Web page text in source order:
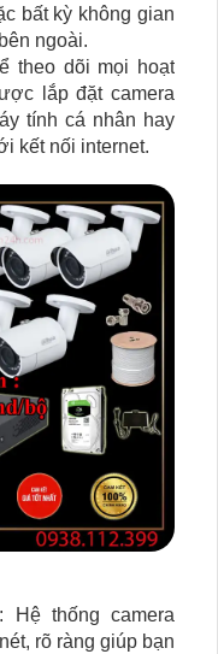
bất kỳ không gian
ngoài.
theo dõi mọi hoạt
lắp đặt camera
tính cá nhân hay
kết nối internet.
thống camera
rõ ràng giúp bạn